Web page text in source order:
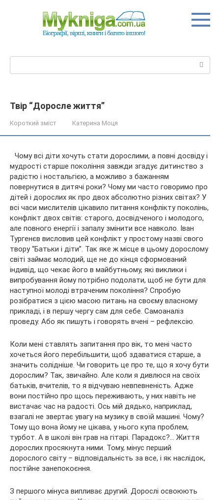
Твір “Доросле життя”
Короткий зміст Катерина Моця
Чому всі діти хочуть стати дорослими, а повні досвіду і
мудрості старше покоління завжди згадує дитинство з
радістю і ностальгією, а можливо з бажанням
повернутися в дитячі роки? Чому ми часто говоримо про
дітей і дорослих як про двох абсолютно різних світах? У
всі часи мислителів цікавило питання конфлікту поколінь,
конфлікт двох світів: старого, досвідченого і молодого,
але повного енергії і запалу змінити все навколо. Іван
Тургенєв висловив цей конфлікт у простому назві свого
твору “Батьки і діти”. Так яке ж місце в цьому дорослому
світі займає молодий, ще не до кінця сформований
індивід, що чекає його в майбутньому, які виклики і
випробування йому потрібно подолати, щоб не бути для
наступної молоді втраченим покоління? Спробую
розібратися з цією масою питань на своєму власному
прикладі, і в першу чергу сам для себе. Самоаналіз
проведу. Або як пишуть і говорять вчені – рефлексію.
Коли мені ставлять запитання про вік, то мені часто
хочеться його перебільшити, щоб здаватися старше, а
значить солідніше. Чи говорить це про те, що я хочу бути
дорослим? Так, звичайно. Але коли я дивлюся на своїх
батьків, вчителів, то я відчуваю невпевненість. Адже
вони постійно про щось переживають, у них навіть не
вистачає час на радості. Ось мій дядько, наприклад,
взагалі не звертає увагу на музику в своїй машині. Чому?
Тому що вона йому не цікава, у нього купа проблем,
турбот. А в школі він грав на гітарі. Парадокс?… Життя
дорослих просякнута ними. Тому, мінус перший
дорослого світу – відповідальність за все, і як наслідок,
постійне занепокоєння.
З першого мінуса випливає другий. Дорослі освоюють